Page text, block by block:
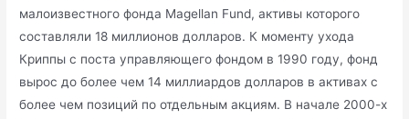
малоизвестного фонда Magellan Fund, активы которого
составляли 18 миллионов долларов. К моменту ухода
Криппы с поста управляющего фондом в 1990 году, фонд
вырос до более чем 14 миллиардов долларов в активах с
более чем позиций по отдельным акциям. В начале 2000-х